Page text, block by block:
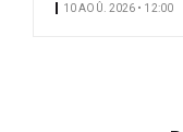
10 AOÛ. 2026 • 12:00